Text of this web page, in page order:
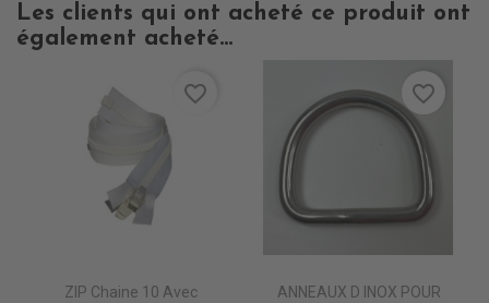
Les clients qui ont acheté ce produit ont
également acheté...
ZIP Chaine 10 Avec
favorite_border
ANNEAUX D INOX POUR
favorite_border